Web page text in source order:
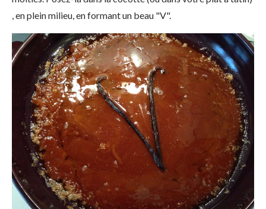
, en plein milieu, en formant un beau "V".